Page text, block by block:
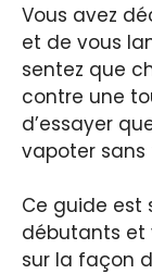
Vous avez
et de vous
sentez que
contre une
d’essayer
vapoter sans
Ce guide est
débutants et
sur la façon